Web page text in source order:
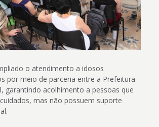
o atendimento a idosos
por meio de parceria entre a Prefeitura
garantindo acolhimento a pessoas que
mas não possuem suporte